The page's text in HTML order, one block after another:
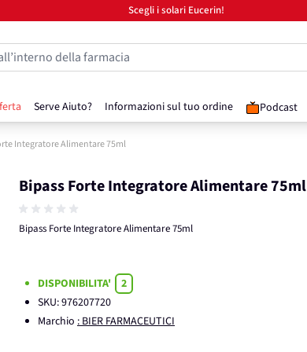
Scegli i solari Eucerin!
Serve Aiuto? Informazioni sul tuo ordine Podcast
della farmacia
Integratore Alimentare 75ml
Bipass Forte Integratore Alimentare 75ml
Bipass Forte Integratore Alimentare 75ml
DISPONIBILITA'
2
SKU:976207720
Marchio : BIER FARMACEUTICI